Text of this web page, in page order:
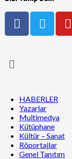
HABERLER
Yazarlar
Multimedya
Kütüphane
Kültür – Sanat
Röportajlar
Genel Tanıtım